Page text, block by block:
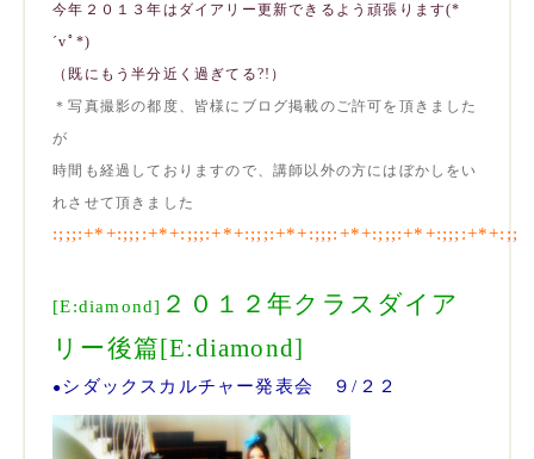
今年２０１３年はダイアリー更新できるよう頑張ります(*
´vﾟ*)ゞ
（既にもう半分近く過ぎてる?!）
＊写真撮影の都度、皆様にブログ掲載のご許可を頂きました
が
時間も経過しておりますので、講師以外の方にはぼかしをい
れさせて頂きました
[E:diamond] ２０１２年クラスダイア
リー後篇[E:diamond]
●シダックスカルチャー発表会 ９/２２